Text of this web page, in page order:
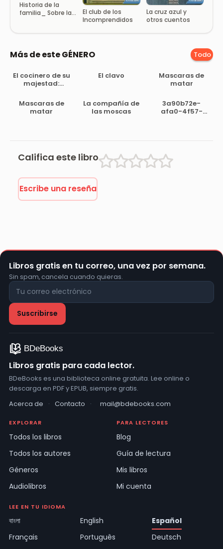
Historia de la
familia_ Sobre la
El club de los
Incomprendidos
La cruz azul y
otros cuentos
Más de este GÉNERO Todo
El cocinero de su
majestad:
tiempo de Felipe
III
El clavo
Mascaras de
matar
Mascaras de
matar
La compañía de
las moscas
3a90b72e-
afa0-4f57-
Califica este libro
Escribe una reseña
Libros gratis en tu correo, una vez por semana.
Sin spam, cancela cuando quieras.
Libros gratis para cada lector.
BDeBooks es una biblioteca online gratuita. Lee online o
descarga en PDF y EPUB, siempre gratis.
Acerca de
· Contacto · mail@bdebooks.com
EXPLORAR
Todos los libros
Todos los autores
Géneros
Audiolibros
PARA LECTORES
Blog
Guía de lectura
Mis libros
Mi cuenta
LEE EN TU IDIOMA
বাংলা English
Español
Français
Português Deutsch